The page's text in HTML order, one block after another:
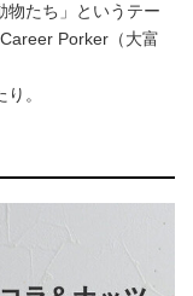
物たち」というテー
Porker（大富
。